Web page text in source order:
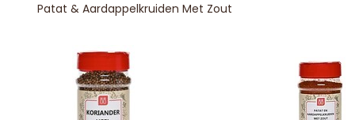
Patat & Aardappelkruiden Met Zout